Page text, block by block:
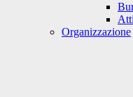
Organizzazione